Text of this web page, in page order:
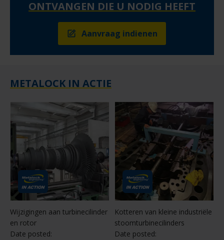
ONTVANGEN DIE U NODIG HEEFT
Aanvraag indienen
METALOCK IN ACTIE
Wijzigingen aan turbinecilinder
en rotor
Date posted:
Kotteren van kleine industriële
stoomturbinecilinders
Date posted: